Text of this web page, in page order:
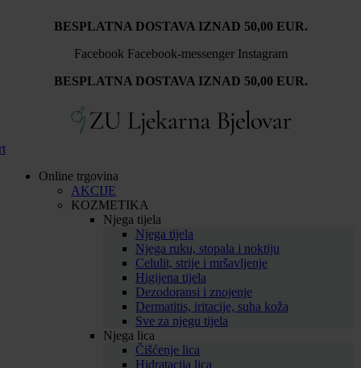
BESPLATNA DOSTAVA IZNAD 50,00 EUR.
Facebook Facebook-messenger Instagram
BESPLATNA DOSTAVA IZNAD 50,00 EUR.
Online trgovina
AKCIJE
KOZMETIKA
Njega tijela
Njega tijela
Njega ruku, stopala i noktiju
Celulit, strije i mršavljenje
Higijena tijela
Dezodoransi i znojenje
Dermatitis, iritacije, suha koža
Sve za njegu tijela
Njega lica
Čišćenje lica
Hidratacija lica